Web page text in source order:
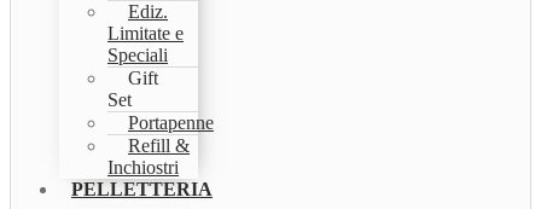
Ediz.
Limitate e
Speciali
Gift
Set
Portapenne
Refill &
Inchiostri
PELLETTERIA